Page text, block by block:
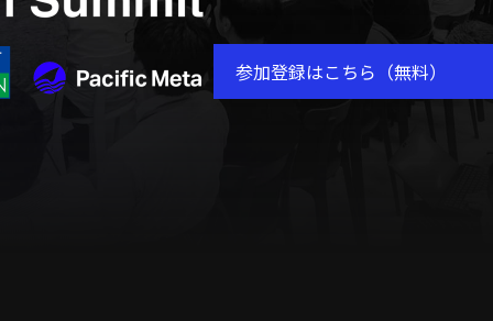
参加登録はこちら（無料）